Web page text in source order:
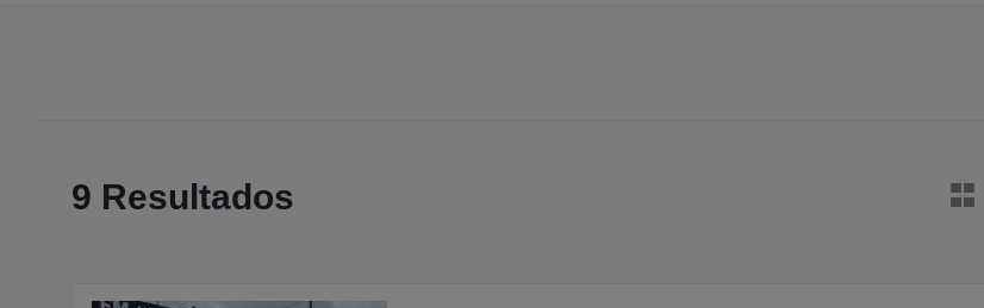
9 Resultados